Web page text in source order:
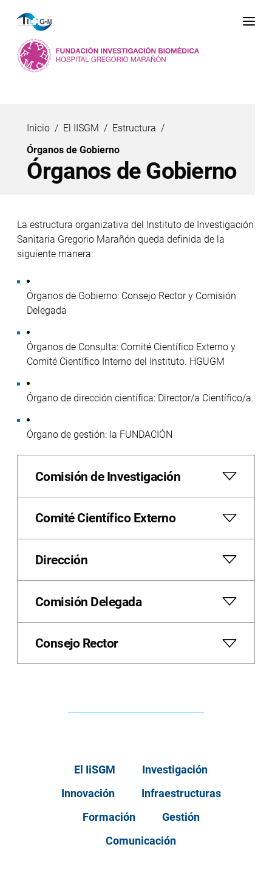
Inicio El IISGM
Estructura
Órganos de Gobierno
Órganos de Gobierno
La estructura organizativa del Instituto de Investigación
Sanitaria Gregorio Marañón queda definida de la
siguiente manera:
Órganos de Gobierno: Consejo Rector y Comisión
Delegada
Órganos de Consulta: Comité Científico Externo y
Comité Científico Interno del Instituto. HGUGM
Órgano de dirección científica: Director/a Científico/a.
Órgano de gestión: la FUNDACIÓN
Comisión de Investigación
Comité Científico Externo
Dirección
Comisión Delegada
Consejo Rector
El IiSGM
Investigación
Innovación
Infraestructuras
Formación
Gestión
Comunicación